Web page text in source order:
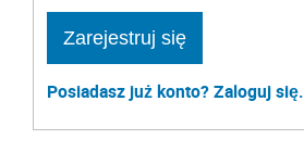
Zarejestruj się
Posiadasz już konto? Zaloguj się.